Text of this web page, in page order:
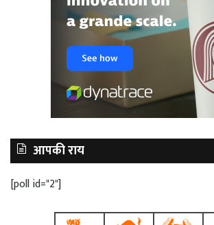
आपकी राय
[poll id="2"]